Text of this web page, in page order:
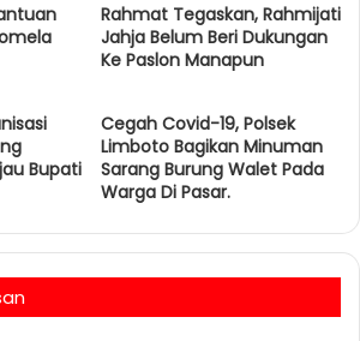
e
Rahmat Tegaskan, Rahmijati
Jahja Belum Beri Dukungan
Ke Paslon Manapun
Bupati
Cegah Covid-19, Polsek
Limboto Bagikan Minuman
Sarang Burung Walet Pada
Warga Di Pasar.